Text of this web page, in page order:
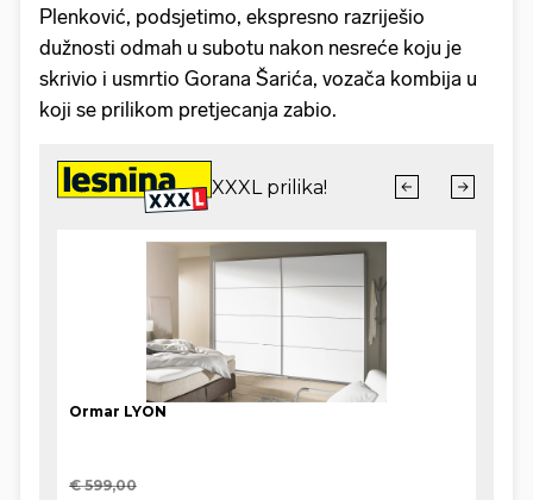
Plenković, podsjetimo, ekspresno razriješio
dužnosti odmah u subotu nakon nesreće koju je
skrivio i usmrtio Gorana Šarića, vozača kombija u
koji se prilikom pretjecanja zabio.